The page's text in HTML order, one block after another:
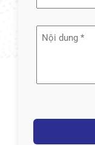
Nội